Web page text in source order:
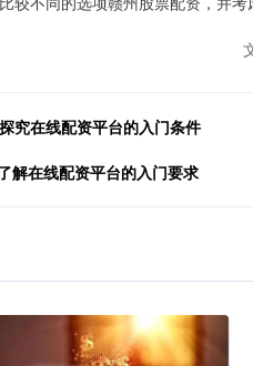
究在线配资平台的入门条件
解在线配资平台的入门要求